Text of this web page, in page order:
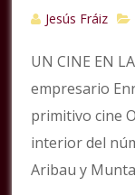
Jesús Fráiz
UN CINE EN
empresario
primitivo cine
interior del
Aribau y